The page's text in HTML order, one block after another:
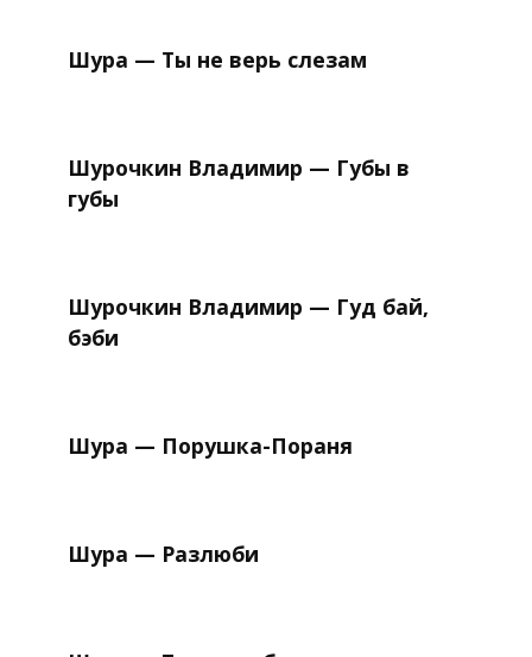
Шура — Ты не верь слезам
Шурочкин Владимир — Губы в
губы
Шурочкин Владимир — Гуд бай,
бэби
Шура — Порушка-Пораня
Шура — Разлюби